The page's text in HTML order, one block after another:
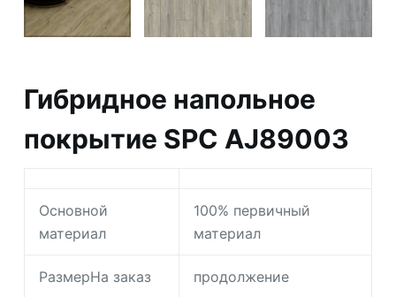
Гибридное напольное
покрытие SPC AJ89003
Основной
материал
100% первичный
материал
РазмерНа заказ продолжение